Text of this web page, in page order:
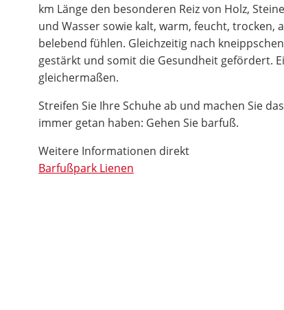
km Länge den besonderen Reiz von Holz,
und Wasser sowie kalt, warm, feucht, trocken,
belebend fühlen. Gleichzeitig nach
gestärkt und somit die Gesundheit gefördert.
gleichermaßen.
Streifen Sie Ihre Schuhe ab und machen Sie
immer getan haben: Gehen Sie barfuß.
Weitere Informationen direkt
Barfußpark Lienen